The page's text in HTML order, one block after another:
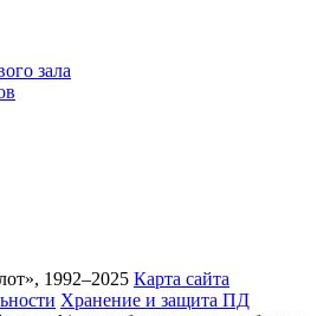
зала
1992–2025 Карта сайта
Хранение и защита ПД